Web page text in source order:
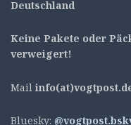
Deutschland
Keine Pakete oder
verweigert!
Mail
Bluesky: